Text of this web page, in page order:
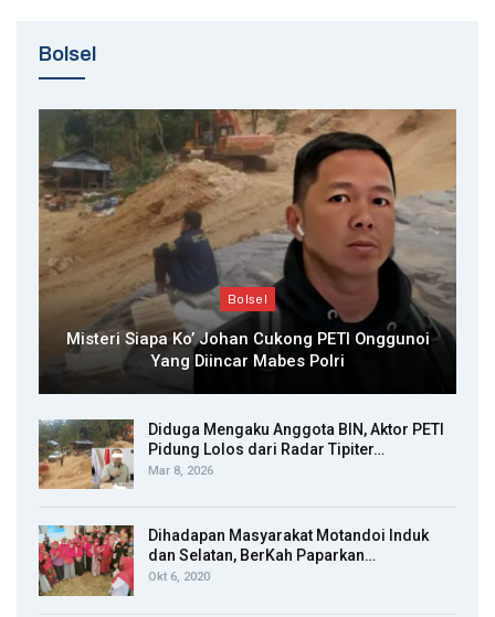
Bolsel
Bolsel
Misteri Siapa Ko’ Johan Cukong PETI Onggunoi
Yang Diincar Mabes Polri
Diduga Mengaku Anggota BIN, Aktor PETI
Pidung Lolos dari Radar Tipiter…
Mar 8, 2026
Dihadapan Masyarakat Motandoi Induk
dan Selatan, BerKah Paparkan…
Okt 6, 2020